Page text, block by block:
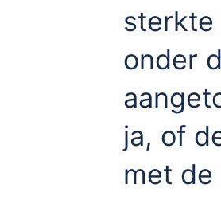
sterkte
onder
ja, of
met